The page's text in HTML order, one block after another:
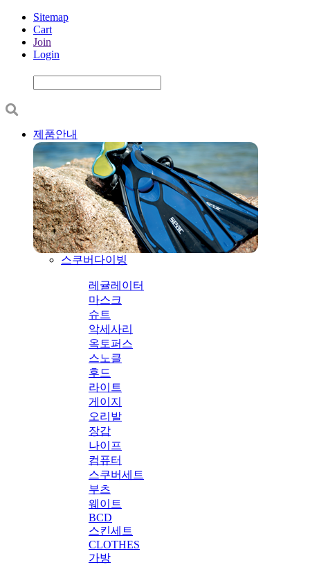
Sitemap
Cart
Join
Login
제품안내
스쿠버다이빙
레귤레이터
마스크
슈트
악세사리
옥토퍼스
스노클
후드
라이트
게이지
오리발
장갑
나이프
컴퓨터
스쿠버세트
부츠
웨이트
BCD
스킨세트
CLOTHES
가방